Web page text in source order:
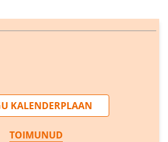
KALENDERPLAAN
TOIMUNUD